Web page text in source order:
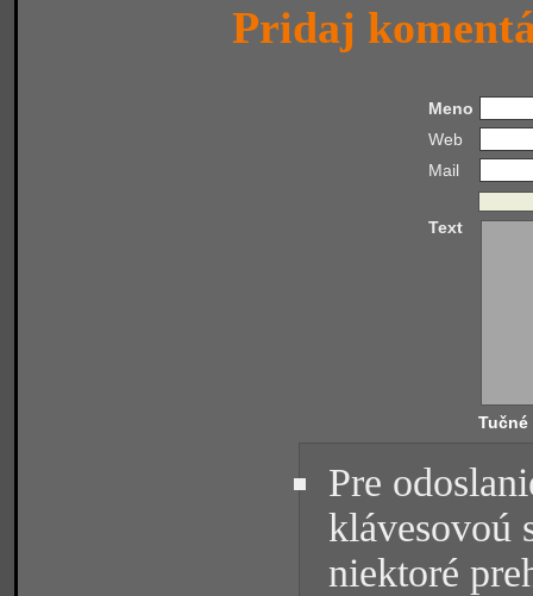
Pridaj
Meno
Web
Mail
Text
Tučné
Pre
klávesovoú
niektoré